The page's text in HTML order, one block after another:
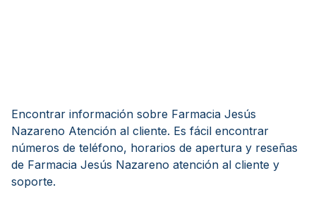
Encontrar información sobre Farmacia Jesús
Nazareno Atención al cliente. Es fácil encontrar
números de teléfono, horarios de apertura y reseñas
de Farmacia Jesús Nazareno atención al cliente y
soporte.